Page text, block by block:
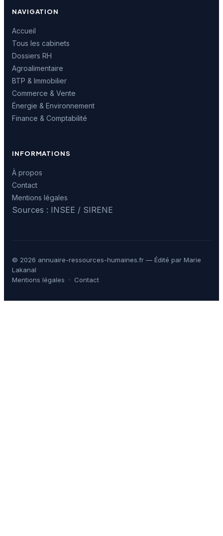
NAVIGATION
Accueil
Tous les cabinets
Dossiers RH
Agroalimentaire
BTP & Immobilier
Commerce & Vente
Énergie & Environnement
Finance & Comptabilité
INFORMATIONS
À propos
Contact
Mentions légales
Sources : INSEE / SIRENE
© 2026 annuaire-ressources-humaines.fr — Édité par Marie
Lakanal
Mentions légales · Contact